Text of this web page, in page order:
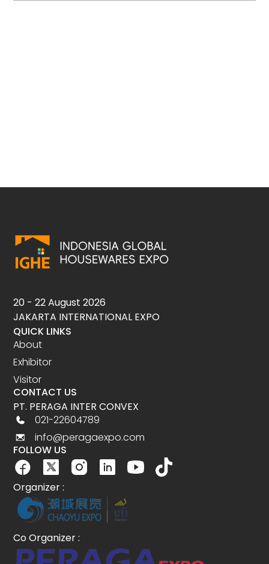
20 - 22 August 2026
JAKARTA INTERNATIONAL EXPO
QUICK LINKS
About
Exhibitor
Visitor
CONTACT US
PT. PERAGA INTER CONVEX
021-22604789
info@peragaexpo.com
FOLLOW US
Organizer :
Co Organizer :